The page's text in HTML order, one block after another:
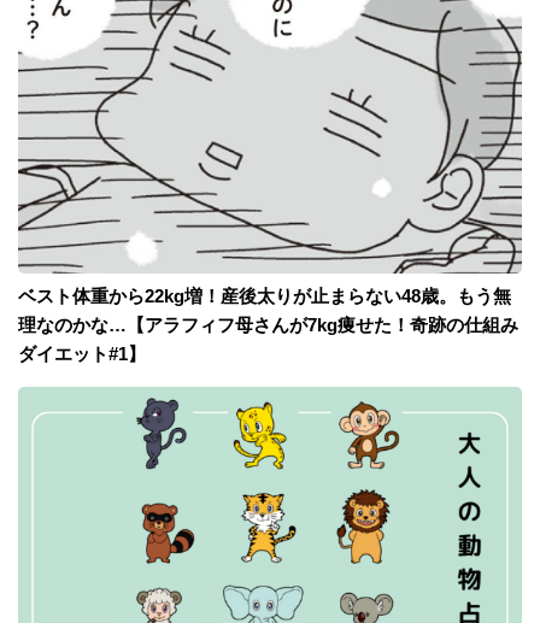
ベスト体重から22kg増！産後太りが止まらない48歳。もう無
理なのかな…【アラフィフ母さんが7kg痩せた！奇跡の仕組み
ダイエット#1】